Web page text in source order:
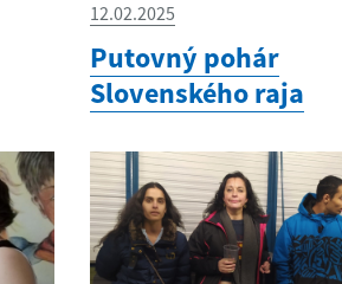
12.02.2025
Putovný pohár
Slovenského raja